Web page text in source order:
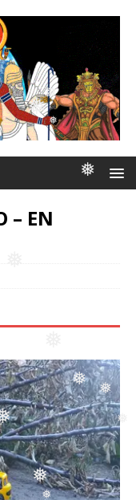
❅
❅
❅
❅
❅
❅
❅
❅
❅
– EN